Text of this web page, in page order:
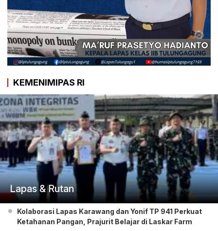
KEMENIMIPAS RI
Lapas & Rutan
Kolaborasi Lapas Karawang dan Yonif TP 941 Perkuat
Ketahanan Pangan, Prajurit Belajar di Laskar Farm